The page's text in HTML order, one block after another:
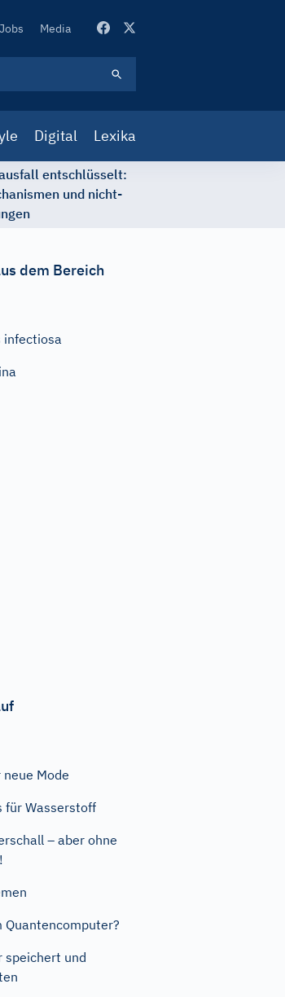
Jobs Media
Digital Lexika
entschlüsselt:
und nicht-
dem Bereich
infectiosa
Mode
für Wasserstoff
– aber ohne
Quantencomputer?
speichert und